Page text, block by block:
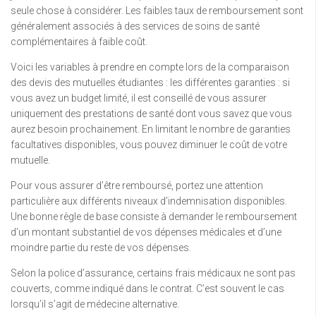
seule chose à considérer. Les faibles taux de remboursement sont
généralement associés à des services de soins de santé
complémentaires à faible coût.
Voici les variables à prendre en compte lors de la comparaison
des devis des mutuelles étudiantes : les différentes garanties : si
vous avez un budget limité, il est conseillé de vous assurer
uniquement des prestations de santé dont vous savez que vous
aurez besoin prochainement. En limitant le nombre de garanties
facultatives disponibles, vous pouvez diminuer le coût de votre
mutuelle.
Pour vous assurer d’être remboursé, portez une attention
particulière aux différents niveaux d’indemnisation disponibles.
Une bonne règle de base consiste à demander le remboursement
d’un montant substantiel de vos dépenses médicales et d’une
moindre partie du reste de vos dépenses.
Selon la police d’assurance, certains frais médicaux ne sont pas
couverts, comme indiqué dans le contrat. C’est souvent le cas
lorsqu’il s’agit de médecine alternative.